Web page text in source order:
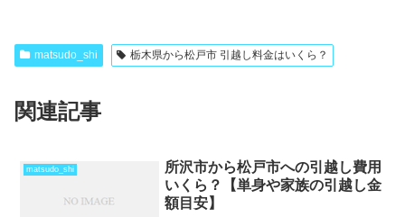
matsudo_shi 栃木県から松戸市 引越し料金はいくら？
関連記事
matsudo_shi
所沢市から松戸市への引越し費用
いくら？【単身や家族の引越し金
額目安】